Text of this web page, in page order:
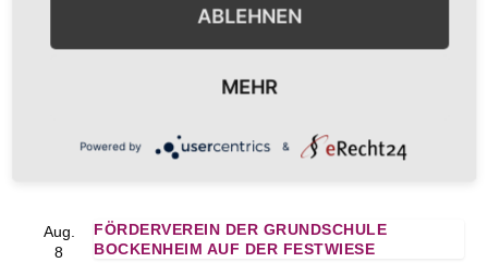
ANSTEHENDE VERANSTALTUNGEN
SCHORLEXPRESS MIT DEM WEINGUT KURT &
SELMA KLINGEL
Aug.
8
FÖRDERVEREIN DER GRUNDSCHULE
BOCKENHEIM AUF DER FESTWIESE
ABLEHNEN
MEHR
Powered by &